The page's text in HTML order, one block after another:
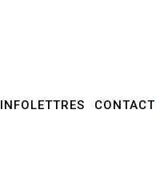
INFOLETTRES CONTACT